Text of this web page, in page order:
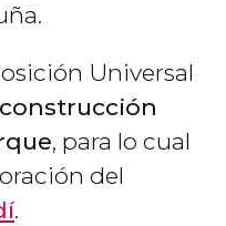
Universal
construcción
, para lo cual
del
.